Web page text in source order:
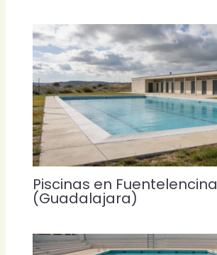
Piscinas en Fuentelencina
(Guadalajara)